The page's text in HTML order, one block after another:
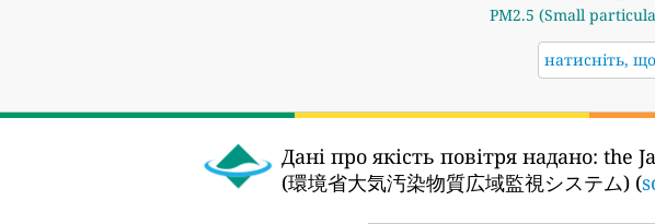
PM2.5 (Small
натисніть,
Дані про якість повітря надано: the
(環境省大気汚染物質広域監視システム) (